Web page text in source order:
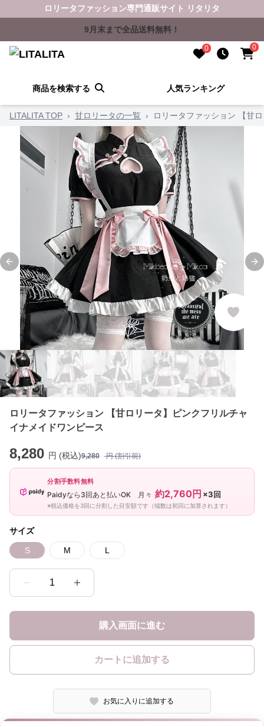
ロリータファッション専門通販サイト リタリタ
9月末まで全品送料無料！
0 0
商品を検索する 人気ランキング
LITALITA TOP › 甘ロリータの一覧 › ロリータファッション 【甘
Previous slide
ロリータファッション 【甘ロリータ】ピンクフリルチャ
イナメイドワンピース
8,280 円 (税込)9,280 円 (割引前)
分割手数料無料
Paidyなら3回あと払いOK 月々 約2,760円 ×3回
※税込価格を3回に分割した目安額です（端数は初回に加算されます）
サイズ
S M L
1
購入画面に進む
カートに追加する
お気に入りに追加する